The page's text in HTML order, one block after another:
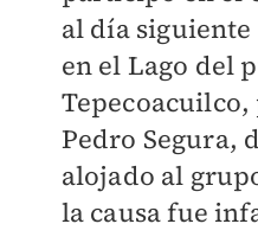
al día
en el Lago del
Pedro Segura,
alojado al
la causa fue